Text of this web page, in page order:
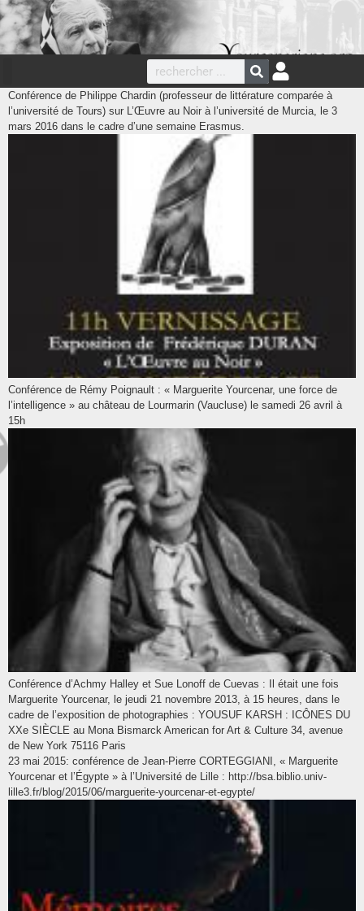
Conférence de Philippe Chardin (professeur de littérature comparée à
l’université de Tours) sur L’Œuvre au Noir à l’université de Murcia, le 3
mars 2016 dans le cadre d’une semaine Erasmus.
Conférence de Rémy Poignault : « Marguerite Yourcenar, une force de
l’intelligence » au château de Lourmarin (Vaucluse) le samedi 26 avril à
15h
Conférence d’Achmy Halley et Sue Lonoff de Cuevas : Il était une fois
Marguerite Yourcenar, le jeudi 21 novembre 2013, à 15 heures, dans le
cadre de l’exposition de photographies : YOUSUF KARSH : ICÔNES DU
XXe SIÈCLE au Mona Bismarck American for Art & Culture 34, avenue
de New York 75116 Paris
23 mai 2015: conférence de Jean-Pierre CORTEGGIANI, « Marguerite
Yourcenar et l’Égypte » à l’Université de Lille : http://bsa.biblio.univ-
lille3.fr/blog/2015/06/marguerite-yourcenar-et-egypte/